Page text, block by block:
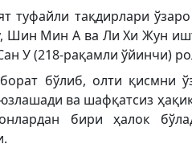
туфайли тақдирлари
Шин Мин А ва Ли Хи Жун
У (218-рақамли ўйинчи)
бўлиб, олти қисмни
ва шафқатсиз
бири ҳалок